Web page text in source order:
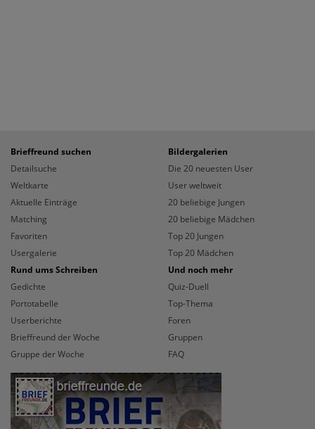
Brieffreund suchen
Detailsuche
Weltkarte
Aktuelle Einträge
Matching
Favoriten
Usergalerie
Bildergalerien
Die 20 neuesten User
User weltweit
20 beliebige Jungen
20 beliebige Mädchen
Top 20 Jungen
Top 20 Mädchen
Rund ums Schreiben
Gedichte
Portotabelle
Userberichte
Brieffreund der Woche
Gruppe der Woche
Und noch mehr
Quiz-Duell
Top-Thema
Foren
Gruppen
FAQ